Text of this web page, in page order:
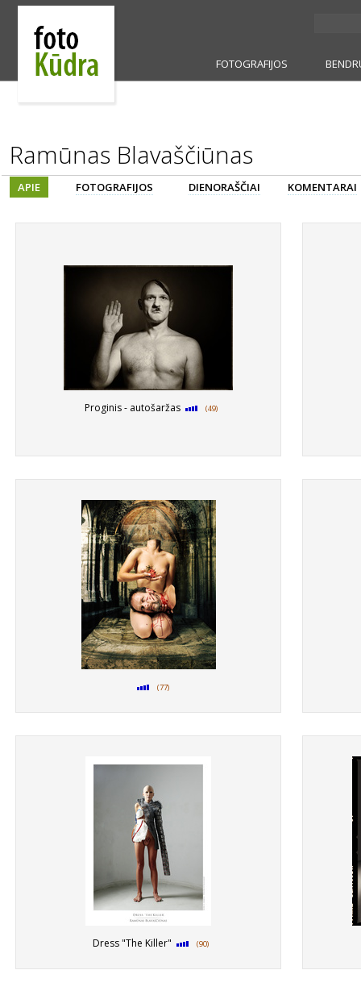
FOTOGRAFIJOS
Ramūnas Blavaščiūnas
APIE FOTOGRAFIJOS DIENORAŠČIAI KOMENTARAI
Proginis - autošaržas (49)
(77)
Dress "The Killer" (90)